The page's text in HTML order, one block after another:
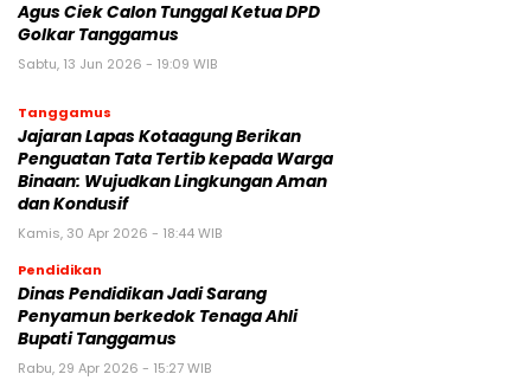
Agus Ciek Calon Tunggal Ketua DPD
Golkar Tanggamus
Sabtu, 13 Jun 2026 - 19:09 WIB
Tanggamus
Jajaran Lapas Kotaagung Berikan
Penguatan Tata Tertib kepada Warga
Binaan: Wujudkan Lingkungan Aman
dan Kondusif
Kamis, 30 Apr 2026 - 18:44 WIB
Pendidikan
Dinas Pendidikan Jadi Sarang
Penyamun berkedok Tenaga Ahli
Bupati Tanggamus
Rabu, 29 Apr 2026 - 15:27 WIB